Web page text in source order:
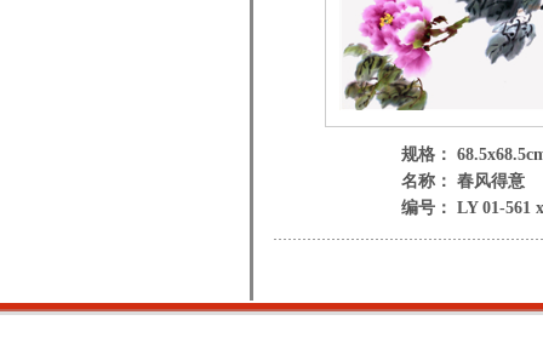
规格：
名称： 春风得意
编号： LY 01-561 x